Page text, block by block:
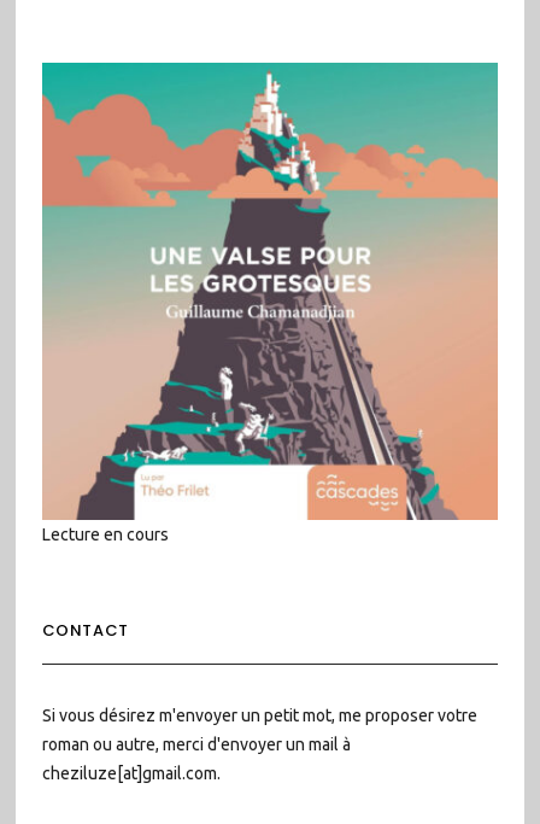
Lecture en cours
CONTACT
Si vous désirez m'envoyer un petit mot, me proposer votre
roman ou autre, merci d'envoyer un mail à
cheziluze[at]gmail.com.